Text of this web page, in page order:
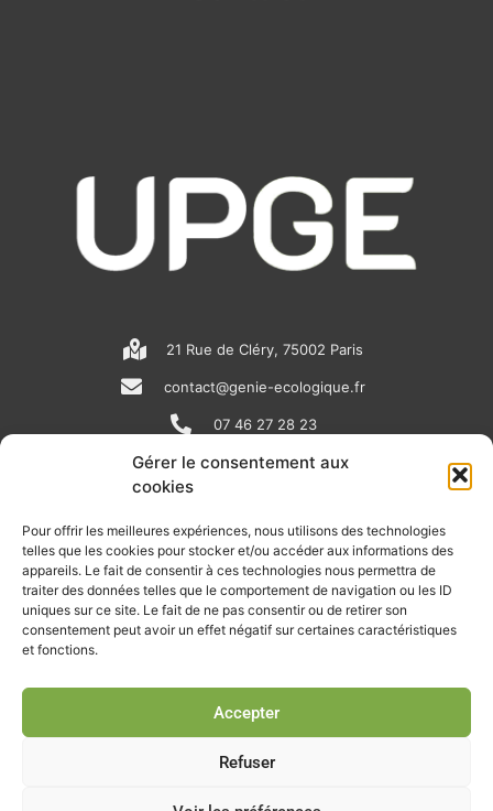
Gérer le consentement aux
cookies
Pour offrir les meilleures expériences, nous utilisons des technologies
telles que les cookies pour stocker et/ou accéder aux informations des
appareils. Le fait de consentir à ces technologies nous permettra de
traiter des données telles que le comportement de navigation ou les ID
uniques sur ce site. Le fait de ne pas consentir ou de retirer son
consentement peut avoir un effet négatif sur certaines caractéristiques
et fonctions.
Accepter
Refuser
21 Rue de Cléry, 75002 Paris
contact@genie-ecologique.fr
07 46 27 28 23
N
e
w
s
p
p
e
i
n
k
e
i
n
o
u
t
u
e
RECEVOIR L'ACTU DE LA FILIÈRE
Retrouvez tous les mois les articles terrain de nos adhérents, les
rendez-vous importants de la filière, nos offres de stages et
Je m'abonne à la lettre d'info